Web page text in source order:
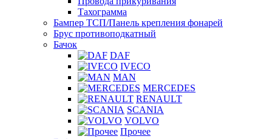
Тахограмма
Бампер ТСП/Панель крепления фонарей
Брус противоподкатный
Бачок
DAF
IVECO
MAN
MERCEDES
RENAULT
SCANIA
VOLVO
Прочее